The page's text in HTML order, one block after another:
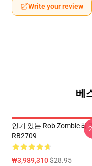
Write your review
베
인기 있는 Rob Zombie 레
RB2709
₩3,989,310$28.95
-